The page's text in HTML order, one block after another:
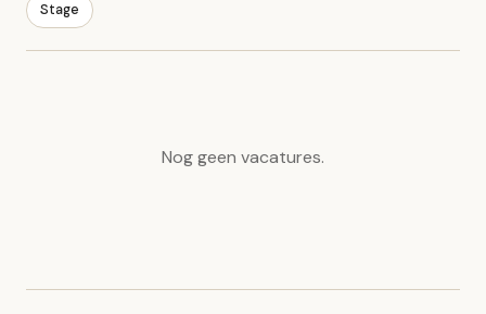
Stage
Nog geen vacatures.